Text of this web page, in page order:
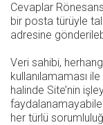
Cevaplar
bir posta türüyle
adresine
Veri sahibi,
kullanılamaması
halinde Site’nin
her türlü